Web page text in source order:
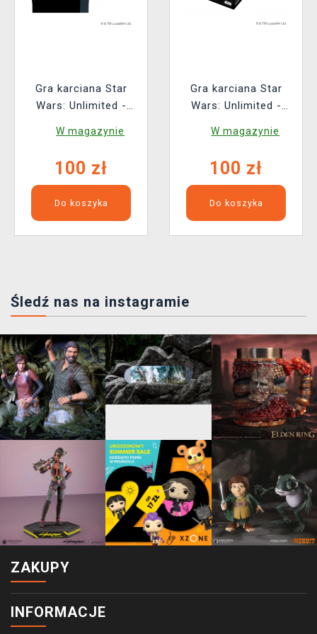
Gra karciana Star
Wars: Unlimited -
Carbonite Booster (16
W magazynie
100 zł
Do koszyka
Gra karciana Star
Wars: Unlimited -
Spotlight Deck (Luke
W magazynie
100 zł
Do koszyka
Śledź nas na instagramie
ZAKUPY
INFORMACJE